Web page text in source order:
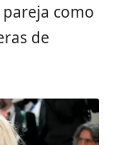
como
de